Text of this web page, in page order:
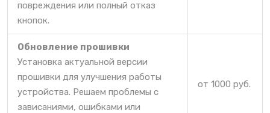
повреждения или полный отказ
кнопок.
Обновление прошивки
Установка актуальной версии
прошивки для улучшения работы
устройства. Решаем проблемы с
зависаниями, ошибками или
от 1000 руб.